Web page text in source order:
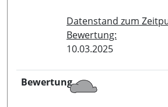
Datenstand zum
Bewertung:
10.03.2025
Bewertung